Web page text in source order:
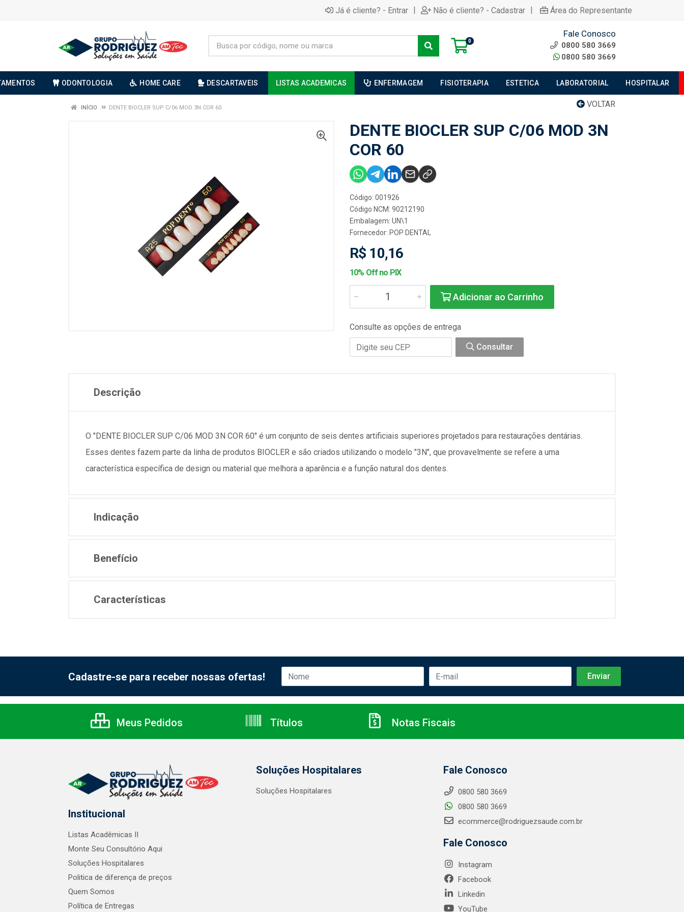
Já é cliente? - Entrar | Não é cliente? - Cadastrar | Área do Representante
0
Fale Conosco
0800 580 3669
0800 580 3669
ODONTOLOGIA HOME CARE DESCARTAVEIS LISTAS ACADEMICAS ENFERMAGEM FISIOTERAPIA ESTETICA LABORATORIAL HOSPITALAR
VOLTAR
INÍCIO DENTE BIOCLER SUP C/06 MOD 3N COR 60
DENTE BIOCLER SUP C/06 MOD 3N
COR 60
Código: 001926
Código NCM: 90212190
Embalagem: UN\1
Fornecedor: POP DENTAL
R$ 10,16
10% Off no PIX
Adicionar ao Carrinho
Consulte as opções de entrega
Consultar
Descrição
O "DENTE BIOCLER SUP C/06 MOD 3N COR 60" é um conjunto de seis dentes artificiais superiores projetados para restaurações dentárias.
Esses dentes fazem parte da linha de produtos BIOCLER e são criados utilizando o modelo "3N", que provavelmente se refere a uma
característica específica de design ou material que melhora a aparência e a função natural dos dentes.
Indicação
Benefício
Características
Cadastre-se para receber nossas ofertas!
Meus Pedidos Títulos Notas Fiscais
Institucional
Listas Acadêmicas II
Monte Seu Consultório Aqui
Soluções Hospitalares
Politica de diferença de preços
Quem Somos
Política de Entregas
Soluções Hospitalares
Soluções Hospitalares
Fale Conosco
0800 580 3669
0800 580 3669
ecommerce@rodriguezsaude.com.br
Fale Conosco
Instagram
Facebook
Linkedin
YouTube